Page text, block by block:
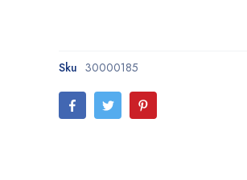
Sku 30000185